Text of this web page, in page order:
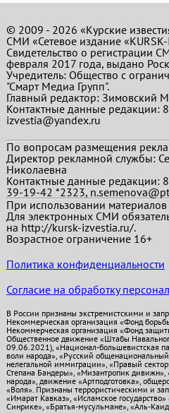
© 2009 - 2026 «Курские
СМИ «Сетевое издание «KURSK-
Свидетельство о
февраля 2017 года, выдано
Учредитель: Общество с
"Смарт Медиа Групп".
Главный редактор:Зимовский
Контактные данные редакции:
izvestia@yandex.ru
По вопросам размещения
Директор рекламной службы:
Николаевна
Контактные данные редакции:
39-19-42 *2323,
При использовании материалов
Для электронных СМИ
на http://kursk-izvestia.ru/.
Возрастное ограничение 16+
Политика конфиденциальности
Согласие на обработку
В России признаны экстремистскими и
Некоммерческая организация «Фонд
Некоммерческая организация «Фонд
Общественное движение «Штабы
09.06.2021), «Национал-большевистская
воли народа», «Русский
нелегальной иммиграции», «Правый
Степана Бандеры», «Мизантропик дивижн»,
народа», движение «Артподготовка»,
«Воля». Признаны террористическими и
«Имарат Кавказ», «Исламское
Синрике», «Братья-мусульмане», «Аль-